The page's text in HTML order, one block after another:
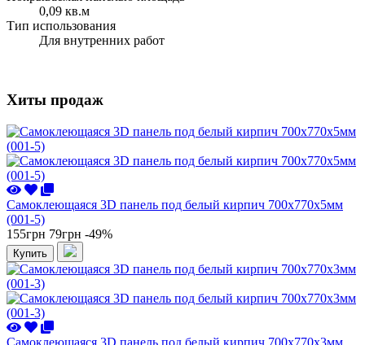
0,09 кв.м
Тип использования
Для внутренних работ
Хиты продаж
Самоклеющаяся 3D панель под белый кирпич 700x770x5мм
(001-5)
155грн 79грн -49%
Купить
Самоклеющаяся 3D панель под белый кирпич 700x770x3мм